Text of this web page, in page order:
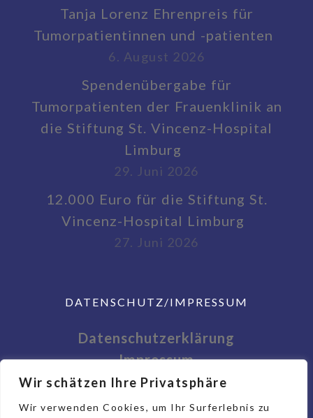
Wir schätzen Ihre Privatsphäre
Wir verwenden Cookies, um Ihr Surferlebnis zu
Tanja Lorenz Ehrenpreis für
Tumorpatientinnen und -patienten
6. August 2026
Spendenübergabe für
Tumorpatienten der Frauenklinik an
die Stiftung St. Vincenz-Hospital
Limburg
29. Juni 2026
12.000 Euro für die Stiftung St.
Vincenz-Hospital Limburg
27. Juni 2026
DATENSCHUTZ/IMPRESSUM
Datenschutzerklärung
Impressum